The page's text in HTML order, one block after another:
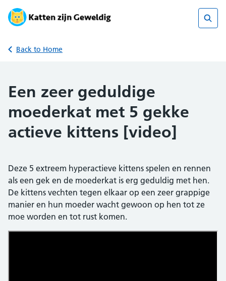
Skip
Back to Home
Een zeer geduldige
moederkat met 5 gekke
actieve kittens [video]
Deze 5 extreem hyperactieve kittens spelen en rennen
als een gek en de moederkat is erg geduldig met hen.
De kittens vechten tegen elkaar op een zeer grappige
manier en hun moeder wacht gewoon op hen tot ze
moe worden en tot rust komen.